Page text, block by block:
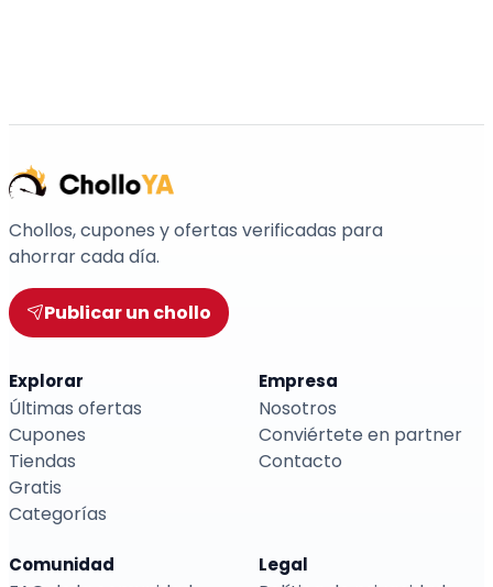
Chollos, cupones y ofertas verificadas para
ahorrar cada día.
Publicar un chollo
Explorar
Últimas ofertas
Cupones
Tiendas
Gratis
Categorías
Empresa
Nosotros
Conviértete en partner
Contacto
Comunidad Legal